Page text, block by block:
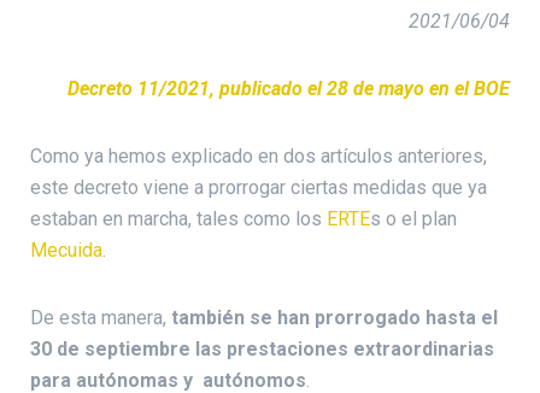
2021/06/04
Decreto 11/2021, publicado el 28 de mayo en el BOE
Como ya hemos explicado en dos artículos anteriores,
este decreto viene a prorrogar ciertas medidas que ya
estaban en marcha, tales como los ERTEs o el plan
Mecuida.
De esta manera, también se han prorrogado hasta el
30 de septiembre las prestaciones extraordinarias
para autónomas y autónomos.